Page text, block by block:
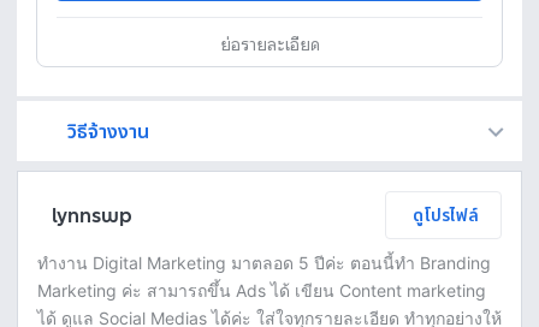
ย่อรายละเอียด
วิธีจ้างงาน
lynnswp ดูโปรไฟล์
ทำงาน Digital Marketing มาตลอด 5 ปีค่ะ ตอนนี้ทำ Branding
Marketing ค่ะ สามารถขึ้น Ads ได้ เขียน Content marketing
ได้ ดูแล Social Medias ได้ค่ะ ใส่ใจทุกรายละเอียด ทำทุกอย่างให้